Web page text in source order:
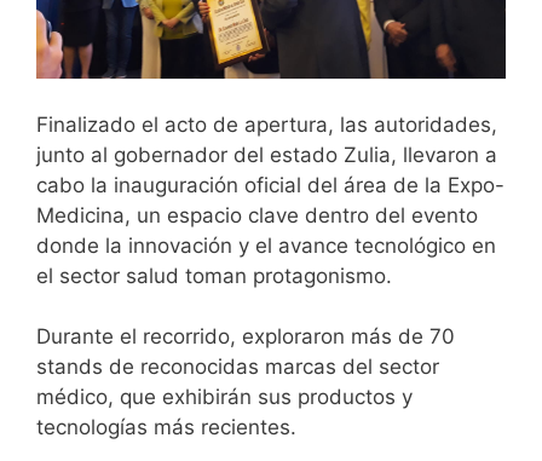
Finalizado el acto de apertura, las autoridades,
junto al gobernador del estado Zulia, llevaron a
cabo la inauguración oficial del área de la Expo-
Medicina, un espacio clave dentro del evento
donde la innovación y el avance tecnológico en
el sector salud toman protagonismo.
Durante el recorrido, exploraron más de 70
stands de reconocidas marcas del sector
médico, que exhibirán sus productos y
tecnologías más recientes.